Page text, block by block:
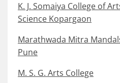
K. J. Somaiya College of
Science Kopargaon
Marathwada Mitra
Pune
M. S. G. Arts College